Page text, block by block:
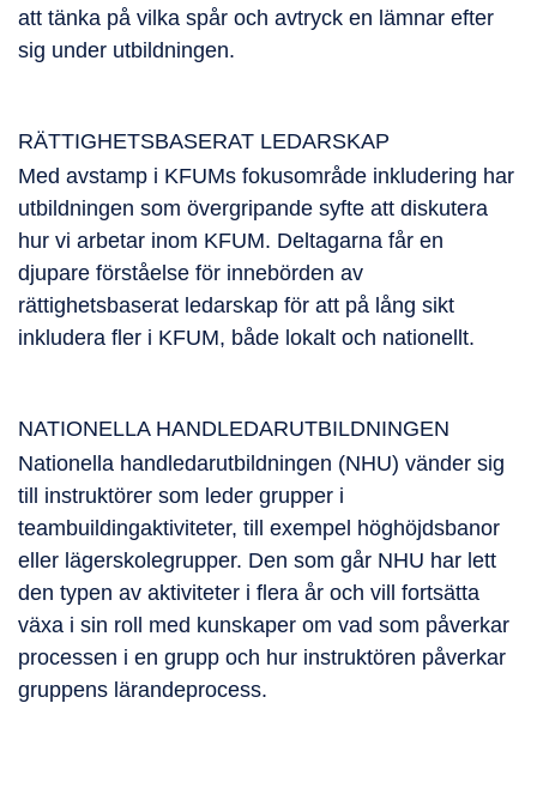
att tänka på vilka spår och avtryck en lämnar efter
sig under utbildningen.
RÄTTIGHETSBASERAT LEDARSKAP
Med avstamp i KFUMs fokusområde inkludering har
utbildningen som övergripande syfte att diskutera
hur vi arbetar inom KFUM. Deltagarna får en
djupare förståelse för innebörden av
rättighetsbaserat ledarskap för att på lång sikt
inkludera fler i KFUM, både lokalt och nationellt.
NATIONELLA HANDLEDARUTBILDNINGEN
Nationella handledarutbildningen (NHU) vänder sig
till instruktörer som leder grupper i
teambuildingaktiviteter, till exempel höghöjdsbanor
eller lägerskolegrupper. Den som går NHU har lett
den typen av aktiviteter i flera år och vill fortsätta
växa i sin roll med kunskaper om vad som påverkar
processen i en grupp och hur instruktören påverkar
gruppens lärandeprocess.